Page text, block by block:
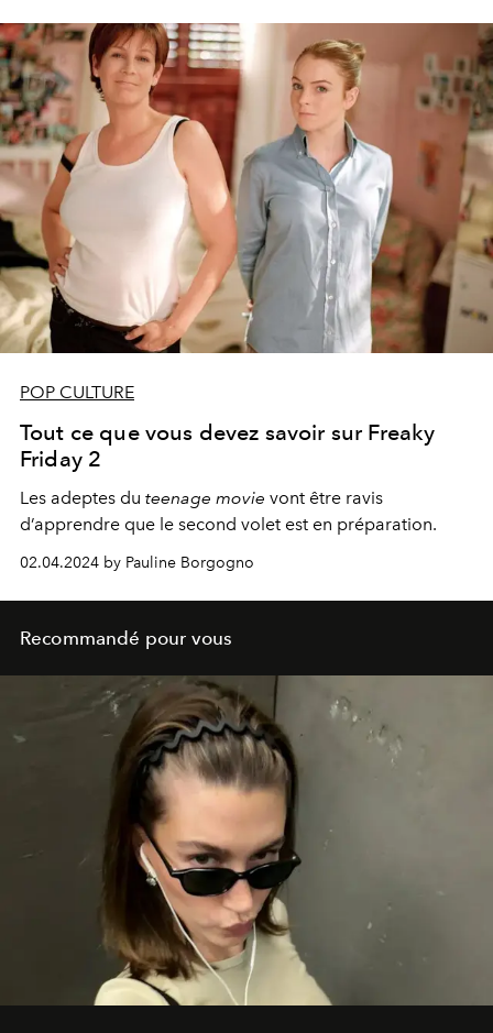
POP CULTURE
Tout ce que vous devez savoir sur Freaky
Friday 2
Les adeptes du teenage movie vont être ravis
d’apprendre que le second volet est en préparation.
02.04.2024 by Pauline Borgogno
Recommandé pour vous